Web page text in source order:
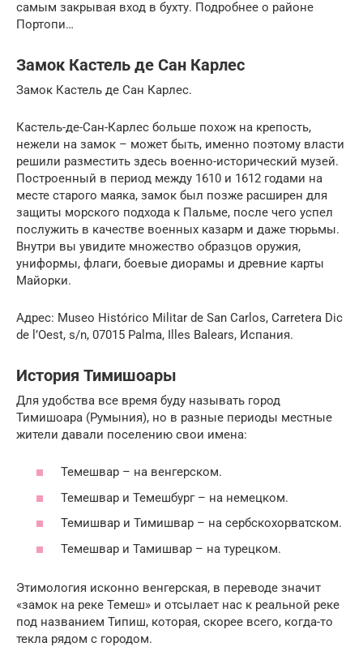
самым закрывая вход в бухту. Подробнее о районе
Портопи…
Замок Кастель де Сан Карлес
Замок Кастель де Сан Карлес.
Кастель-де-Сан-Карлес больше похож на крепость,
нежели на замок – может быть, именно поэтому власти
решили разместить здесь военно-исторический музей.
Построенный в период между 1610 и 1612 годами на
месте старого маяка, замок был позже расширен для
защиты морского подхода к Пальме, после чего успел
послужить в качестве военных казарм и даже тюрьмы.
Внутри вы увидите множество образцов оружия,
униформы, флаги, боевые диорамы и древние карты
Майорки.
Адрес: Museo Histórico Militar de San Carlos, Carretera Dic
de l’Oest, s/n, 07015 Palma, Illes Balears, Испания.
История Тимишоары
Для удобства все время буду называть город
Тимишоара (Румыния), но в разные периоды местные
жители давали поселению свои имена:
Темешвар – на венгерском.
Темешвар и Темешбург – на немецком.
Темишвар и Тимишвар – на сербскохорватском.
Темешвар и Тамишвар – на турецком.
Этимология исконно венгерская, в переводе значит
«замок на реке Темеш» и отсылает нас к реальной реке
под названием Типиш, которая, скорее всего, когда-то
текла рядом с городом.